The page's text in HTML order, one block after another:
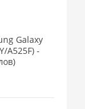
Galaxy
A525F) -